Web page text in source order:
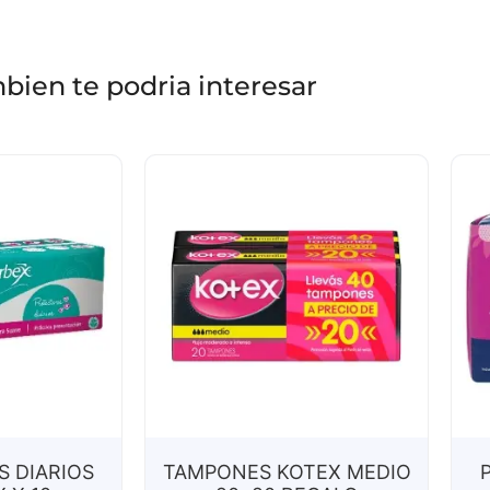
te podria interesar
DIARIOS
TAMPONES KOTEX MEDIO